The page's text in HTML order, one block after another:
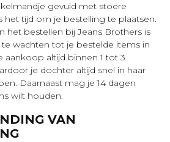
gevuld met stoere
het tijd om je bestelling te plaatsen.
het bestellen bij Jeans Brothers is
wachten tot je bestelde items in
aankoop altijd binnen 1 tot 3
je dochter altijd snel in haar
Daarnaast mag je 14 dagen
wilt houden.
VAN